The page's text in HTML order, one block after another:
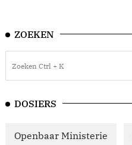
ZOEKEN
DOSIERS
Openbaar Ministerie